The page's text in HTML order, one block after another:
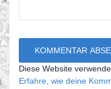
Diese Website
Erfahre, wie deine